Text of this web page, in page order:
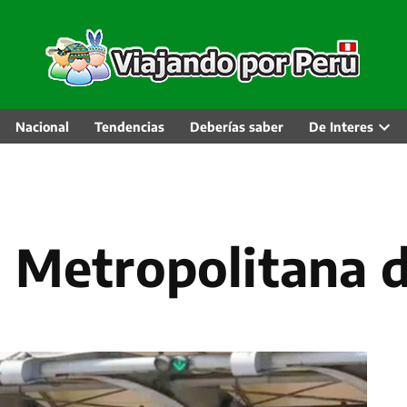
Nacional Tendencias Deberías saber De Interes
Metropolitana